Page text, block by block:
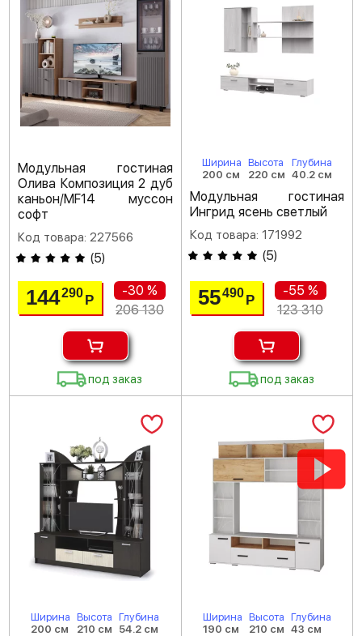
Модульная гостиная
Олива Композиция 2 дуб
каньон/MF14 муссон
софт
Код товара: 227566
(5)
144290Р
-30 %
206 130
под заказ
Ширина
200 см
Высота
220 см
Глубина
40.2 см
Модульная гостиная
Ингрид ясень светлый
Код товара: 171992
(5)
55490 Р
-55 %
123 310
под заказ
Ширина
200 см
Высота
210 см
Глубина
54.2 см
Ширина
190 см
Высота
210 см
Глубина
43 см